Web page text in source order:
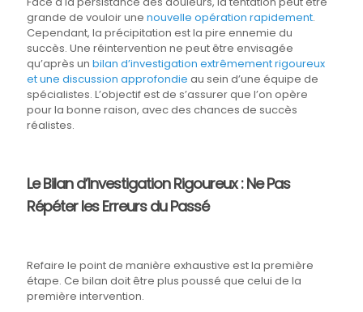
grande de vouloir une nouvelle opération rapidement.
Cependant, la précipitation est la pire ennemie du
succès. Une réintervention ne peut être envisagée
qu’après un bilan d’investigation extrêmement rigoureux
et une discussion approfondie au sein d’une équipe de
spécialistes. L’objectif est de s’assurer que l’on opère
pour la bonne raison, avec des chances de succès
réalistes.
Le Bilan d’Investigation Rigoureux : Ne Pas
Répéter les Erreurs du Passé
Refaire le point de manière exhaustive est la première
étape. Ce bilan doit être plus poussé que celui de la
première intervention.